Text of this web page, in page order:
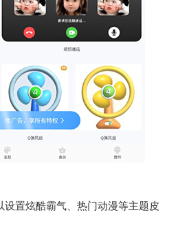
设置炫酷霸气、热门动漫等主题皮